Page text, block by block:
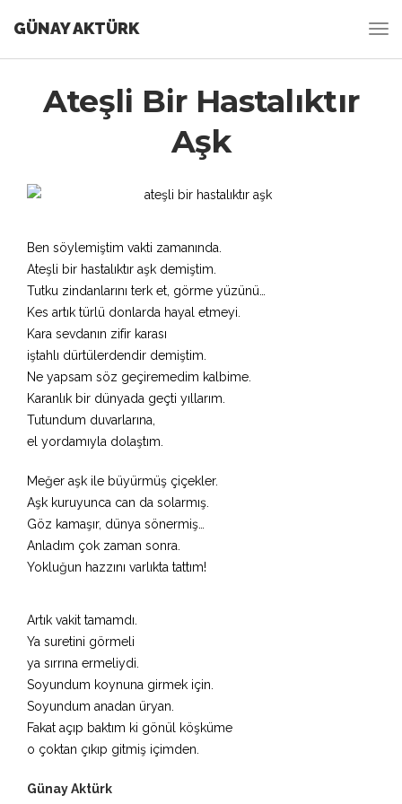
GÜNAY AKTÜRK
Ateşli Bir Hastalıktır
Aşk
Ben söylemiştim vakti zamanında.
Ateşli bir hastalıktır aşk demiştim.
Tutku zindanlarını terk et, görme yüzünü…
Kes artık türlü donlarda hayal etmeyi.
Kara sevdanın zifir karası
iştahlı dürtülerdendir demiştim.
Ne yapsam söz geçiremedim kalbime.
Karanlık bir dünyada geçti yıllarım.
Tutundum duvarlarına,
el yordamıyla dolaştım.
Meğer aşk ile büyürmüş çiçekler.
Aşk kuruyunca can da solarmış.
Göz kamaşır, dünya sönermiş…
Anladım çok zaman sonra.
Yokluğun hazzını varlıkta tattım!
Artık vakit tamamdı.
Ya suretini görmeli
ya sırrına ermeliydi.
Soyundum koynuna girmek için.
Soyundum anadan üryan.
Fakat açıp baktım ki gönül köşküme
o çoktan çıkıp gitmiş içimden.
Günay Aktürk